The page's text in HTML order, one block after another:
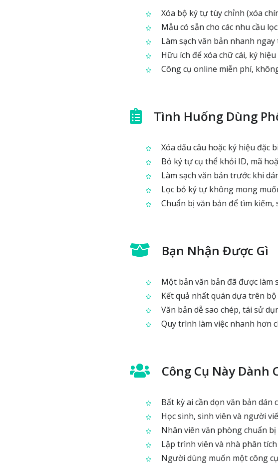
Xóa bộ ký tự tùy chỉnh (xóa
Mẫu có sẵn cho các nhu cầu
Làm sạch văn bản nhanh
Hữu ích để xóa chữ cái, ký
Công cụ online miễn phí,
Tình Huống Dùng
Xóa dấu câu hoặc ký hiệu đặc
Bỏ ký tự cụ thể khỏi ID, mã
Làm sạch văn bản trước khi
Lọc bỏ ký tự không mong
Chuẩn bị văn bản để tìm
Bạn Nhận Được Gì
Một bản văn bản đã được làm
Kết quả nhất quán dựa trên
Văn bản dễ sao chép, tái sử
Quy trình làm việc nhanh hơn
Công Cụ Này Dành
Bất kỳ ai cần dọn văn bản
Học sinh, sinh viên và người
Nhân viên văn phòng chuẩn
Lập trình viên và nhà phân
Người dùng muốn một công